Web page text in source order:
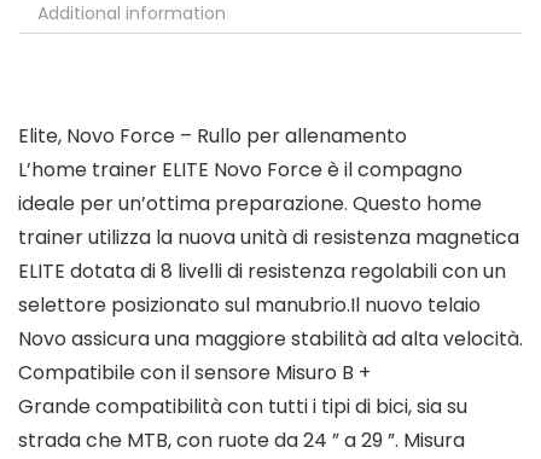
Additional information
Elite, Novo Force – Rullo per allenamento
L’home trainer ELITE Novo Force è il compagno
ideale per un’ottima preparazione. Questo home
trainer utilizza la nuova unità di resistenza magnetica
ELITE dotata di 8 livelli di resistenza regolabili con un
selettore posizionato sul manubrio.Il nuovo telaio
Novo assicura una maggiore stabilità ad alta velocità.
Compatibile con il sensore Misuro B +
Grande compatibilità con tutti i tipi di bici, sia su
strada che MTB, con ruote da 24 ” a 29 ”. Misura